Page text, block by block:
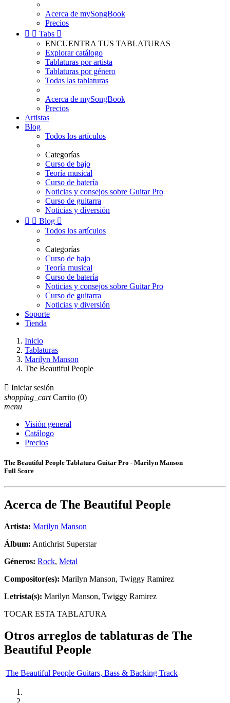
Acerca de mySongBook
Precios
  Tabs 
ENCUENTRA TUS TABLATURAS
Explorar catálogo
Tablaturas por artista
Tablaturas por género
Todas las tablaturas
Acerca de mySongBook
Precios
Artistas
Blog
Todos los artículos
Categorías
Curso de bajo
Teoría musical
Curso de batería
Noticias y consejos sobre Guitar Pro
Curso de guitarra
Noticias y diversión
  Blog 
Todos los artículos
Categorías
Curso de bajo
Teoría musical
Curso de batería
Noticias y consejos sobre Guitar Pro
Curso de guitarra
Noticias y diversión
Soporte
Tienda
Inicio
Tablaturas
Marilyn Manson
The Beautiful People
 Iniciar sesión
shopping_cart Carrito (0)
menu
Visión general
Catálogo
Precios
The Beautiful People Tablatura Guitar Pro - Marilyn Manson
Full Score
Acerca de The Beautiful People
Artista: Marilyn Manson
Álbum: Antichrist Superstar
Géneros: Rock, Metal
Compositor(es): Marilyn Manson, Twiggy Ramirez
Letrista(s): Marilyn Manson, Twiggy Ramirez
TOCAR ESTA TABLATURA
Otros arreglos de tablaturas de The
Beautiful People
The Beautiful People Guitars, Bass & Backing Track